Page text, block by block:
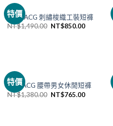
特價
NIKE
NIKE ACG 刺繡梭織工裝短褲
NT$1,490.00 NT$850.00
特價
NIKE
Nike ACG 腰帶男女休閒短褲
NT$1,380.00 NT$765.00